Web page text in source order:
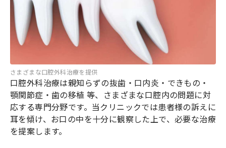
さまざまな口腔外科治療を提供
口腔外科治療は親知らずの抜歯・口内炎・できもの・
顎関節症・歯の移植 等、さまざまな口腔内の問題に対
応する専門分野です。当クリニックでは患者様の訴えに
耳を傾け、お口の中を十分に観察した上で、必要な治療
を提案します。